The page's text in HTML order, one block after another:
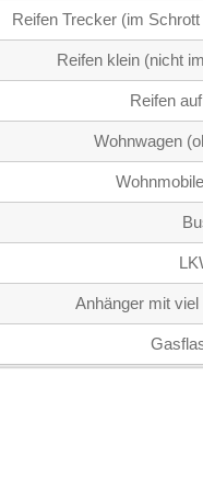
Reifen Trecker (im
Reifen klein (nicht
Reifen
Wohnwagen
Anhänger mit